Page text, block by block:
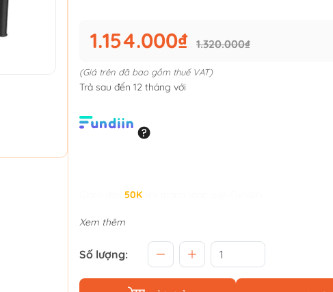
1.154.000₫ 1.320.000₫
(Giá trên đã bao gồm thuế VAT)
Trả sau đến 12 tháng với
50K
Xem thêm
Số lượng: